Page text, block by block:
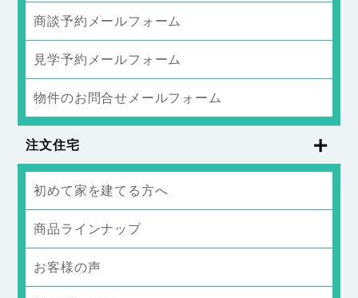
商談予約メールフォーム
見学予約メールフォーム
物件のお問合せメールフォーム
注文住宅
初めて家を建てる方へ
商品ラインナップ
お客様の声